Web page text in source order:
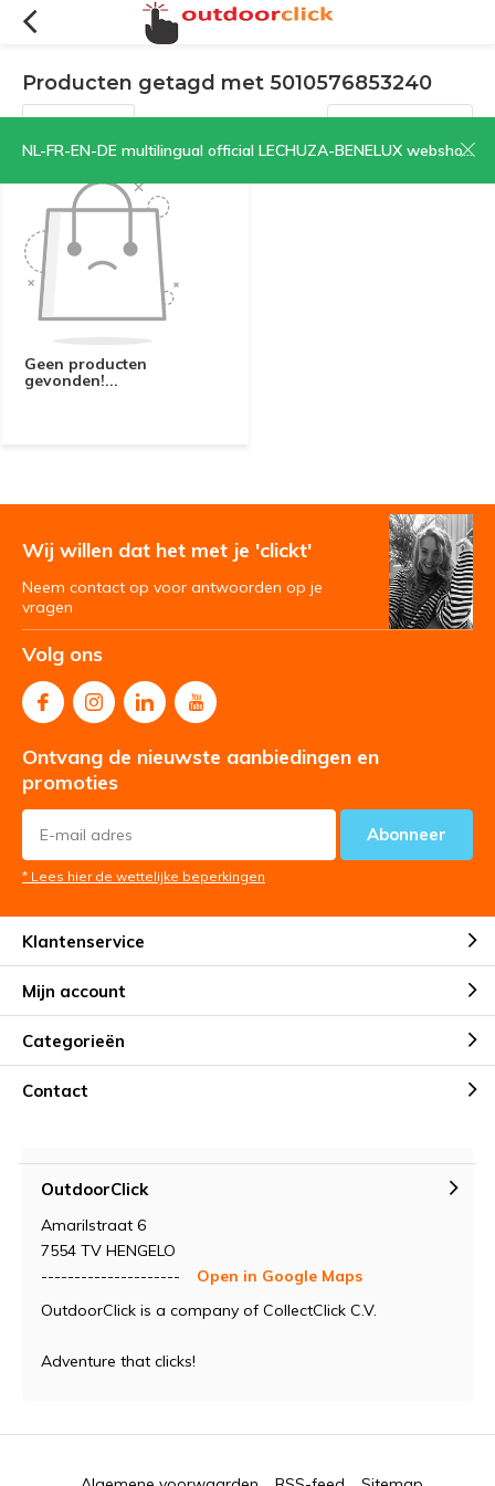
NL-FR-EN-DE multilingual official LECHUZA-BENELUX webshop | CLICK HERE NOW!
Producten getagd met 5010576853240
Filters Sorteren op:
Geen producten
gevonden!...
Wij willen dat het met je 'clickt'
Neem contact op voor antwoorden op je
vragen
Volg ons
Ontvang de nieuwste aanbiedingen en
promoties
Abonneer
* Lees hier de wettelijke beperkingen
Klantenservice
Mijn account
Categorieën
Contact
OutdoorClick
Amarilstraat 6
7554 TV HENGELO
---------------------
Open in Google Maps
OutdoorClick is a company of CollectClick C.V.
Adventure that clicks!